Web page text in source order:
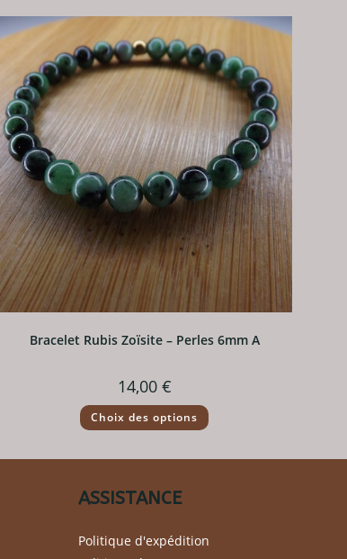
Bracelet Rubis Zoïsite – Perles 6mm A
14,00 €
Choix des options Ce
produit
variations.
sur
la
ASSISTANCE
Politique d'expédition